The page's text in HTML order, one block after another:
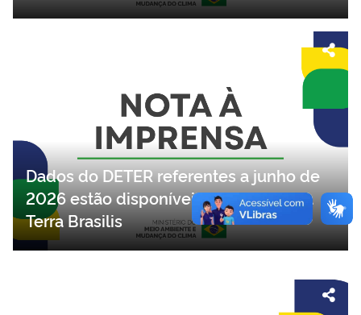
Desertificação
Dados do DETER referentes a junho de
2026 estão disponíveis na plataforma
Terra Brasilis